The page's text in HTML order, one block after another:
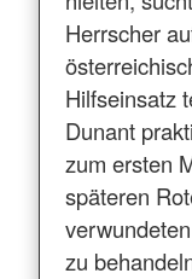
Herrscher
Hilfseinsatz
Dunant
zum ersten
späteren
zu